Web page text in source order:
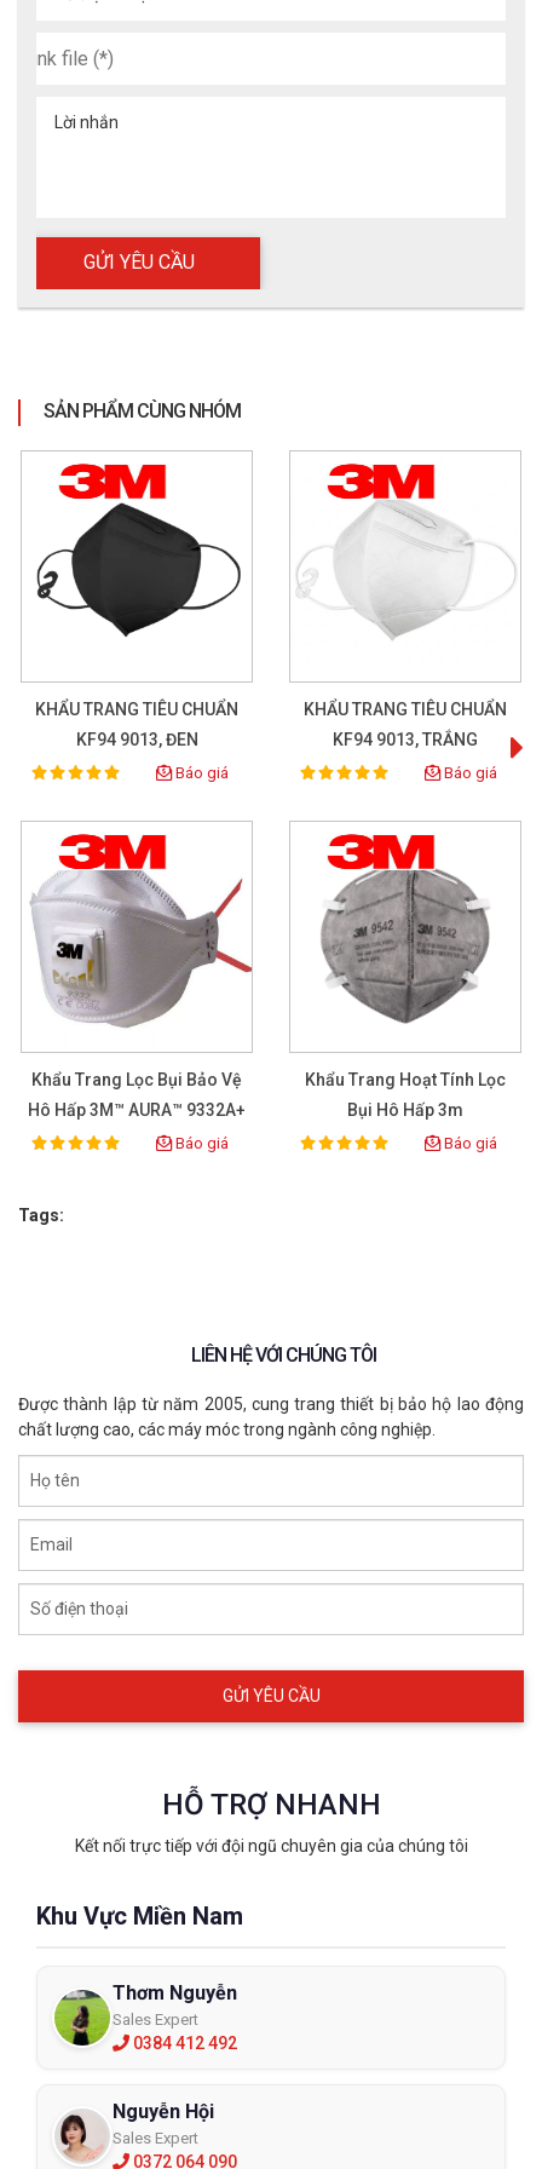
Cách sử dụng khẩu trang
miệng, điều chỉnh nẹp mũi để ôm sát khuôn mặt. Đảm bảo
khẩu trang bị bẩn, ẩm hoặc khó thở.
Khẩu trang 3M 9502V+
XEM CHI TIẾT
Khẩu trang hoạt tính N95 có van 3M
9542V
Ứng dụng
Sử dụng hàng ngày
Phù hợp khi đi học, đi làm, di chuyển ngoài trời hoặc nơi
đông người.
Hiệu quả trong các ngành xây dựng, chế biến gỗ, vật liệu, vận
Công nghiệp
Y tế cơ bản
Có thể sử dụng trong môi trường y tế không yêu cầu tiêu
Lời nhắn
SẢN PHẨM CÙNG NHÓM
KHẨU TRANG TIÊU CHUẨN
KF94 9013, ĐEN
Rating:
100% Báo giá
KHẨU TRANG TIÊU CHUẨN
KF94 9013, TRẮNG
Rating:
100% Báo giá
Khẩu Trang Lọc Bụi Bảo Vệ
Hô Hấp 3M™ AURA™ 9332A+
Rating:
100% Báo giá
Khẩu Trang Hoạt Tính Lọc
Bụi Hô Hấp 3m
Rating:
100% Báo giá
Tags:
LIÊN HỆ VỚI CHÚNG TÔI
Được thành lập từ năm 2005, cung trang thiết bị bảo hộ lao động
chất lượng cao, các máy móc trong ngành công nghiệp.
Họ tên
Email
Số điện thoại
HỖ TRỢ NHANH
Kết nối trực tiếp với đội ngũ chuyên gia của chúng tôi
Khu Vực Miền Nam
Thơm Nguyễn
Sales Expert
0384 412 492
Nguyễn Hội
Sales Expert
0372 064 090